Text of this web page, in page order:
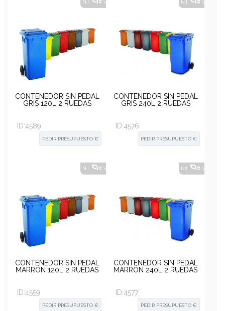
N.I. VER ALTERNATIVAS
CONTENEDOR SIN PEDAL
GRIS 120L 2 RUEDAS
ID:4589
PEDIR PRESUPUESTO €
N.I. VER
CONTENEDOR SIN PEDAL
GRIS 240L 2 RUEDAS
ID:4576
PEDIR PRESUPUESTO €
N.I. VER ALTERNATIVAS
CONTENEDOR SIN PEDAL
MARRÓN 120L 2 RUEDAS
ID:4559
PEDIR PRESUPUESTO €
N.I. VER
CONTENEDOR SIN PEDAL
MARRÓN 240L 2 RUEDAS
ID:4577
PEDIR PRESUPUESTO €